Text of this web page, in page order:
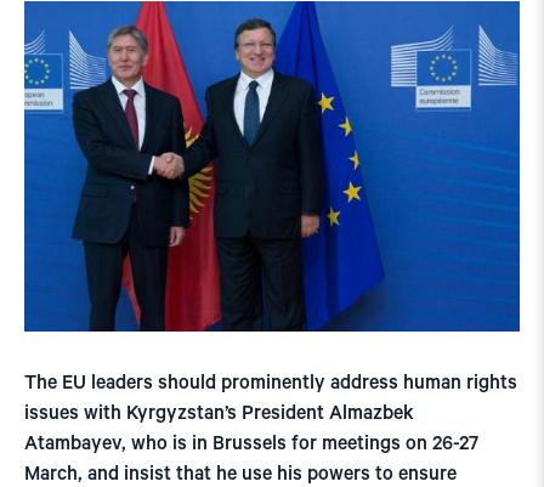
The EU leaders should prominently address human rights
issues with Kyrgyzstan’s President Almazbek
Atambayev, who is in Brussels for meetings on 26-27
March, and insist that he use his powers to ensure